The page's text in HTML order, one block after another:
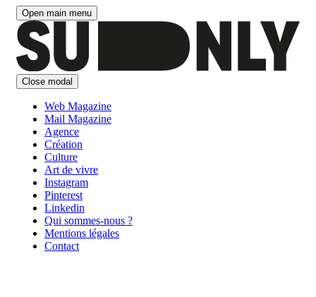
Aller
contenu
Open main menu
Close modal
Web Magazine
Mail Magazine
Agence
Création
Culture
Art de vivre
Instagram
Pinterest
Linkedin
Qui sommes-nous ?
Mentions légales
Contact